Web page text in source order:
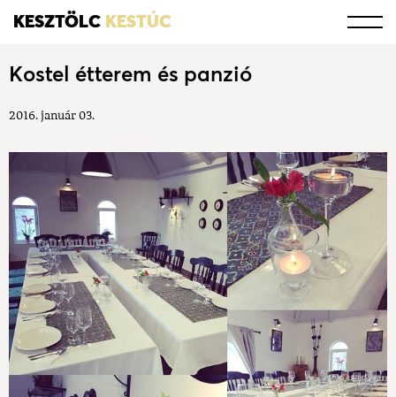
KESZTÖLC KESTÚC
Kostel étterem és panzió
2016. január 03.